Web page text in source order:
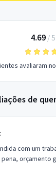
4.69/ 5
avaliaram
de
com um
pena, orçamento